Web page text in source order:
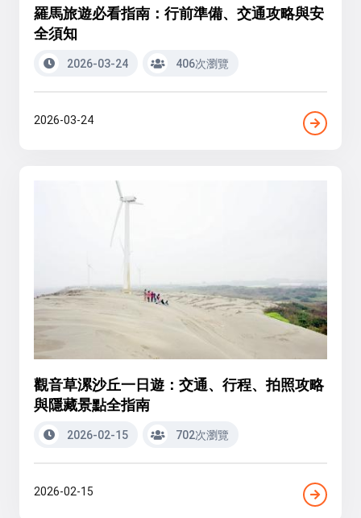
羅馬旅遊必看指南：行前準備、交通攻略與安
全須知
2026-03-24 406次瀏覽
2026-03-24
觀音草漯沙丘一日遊：交通、行程、拍照攻略
與隱藏景點全指南
2026-02-15 702次瀏覽
2026-02-15